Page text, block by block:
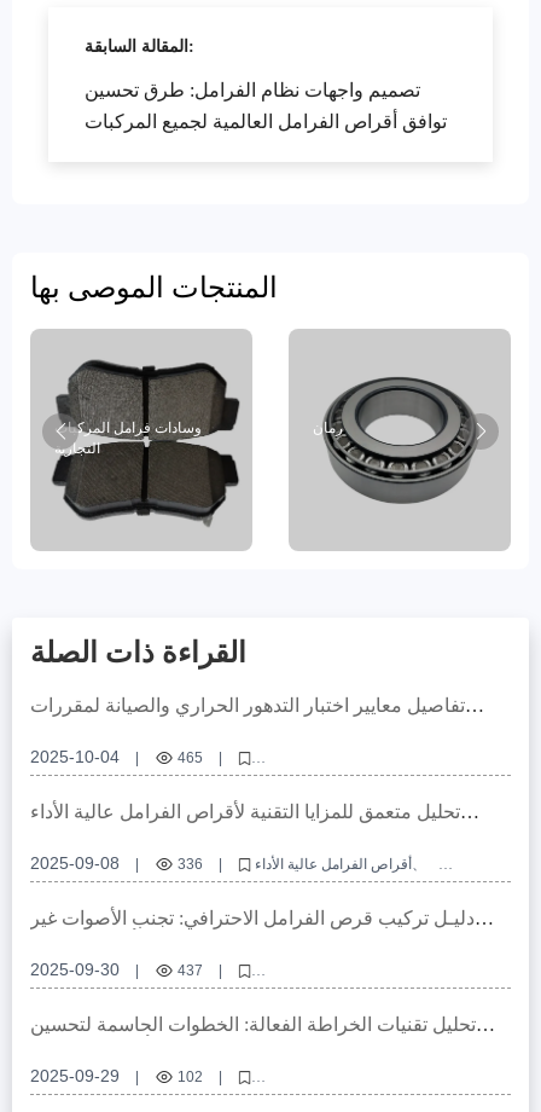
المقالة السابقة:
تصميم واجهات نظام الفرامل: طرق تحسين
توافق أقراص الفرامل العالمية لجميع المركبات
المنتجات الموصى بها
وسادات فرامل المركبات
التجارية
رمان
القراءة ذات الصلة
تفاصيل معايير اختبار التدهور الحراري والصيانة لمقررات
2025-10-04 465
توافق مقررات الفرامل، ثقوب تحديد عالية الدقة، شهادة E - mark الأوروبية،
تخصيص مقررات الفرامل OEM، تصميم توافق وصلات نظام الفرامل
تحليل متعمق للمزايا التقنية لأقراص الفرامل عالية الأداء
2025-09-08 336
أقراص الفرامل عالية الأداء
أقراص فرامل سيارات الركاب
أقراص فرامل المركبات التجارية
شهادة IATF TS16949
شهادة E - MARK R90
دليـل تركيب قرص الفرامل الاحترافي: تجنب الأصوات غير
2025-09-30 437
تركيب قرص الفرامل، دقة ثقب التثبيت، معالجة سطح القرص، نظام الفرامل
التجاري، دليل تركيب الفرامل
تحليل تقنيات الخراطة الفعالة: الخطوات الحاسمة لتحسين
2025-09-29 102
أقراص الفرامل التجارية ، دقة ثقوب التموضع ، تقنيات الخراطة ، استواء سطح